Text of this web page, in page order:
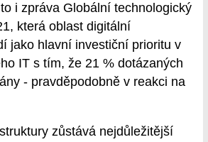
i zpráva Globální technologický
která oblast digitální
jako hlavní investiční prioritu v
IT s tím, že 21 % dotázaných
- pravděpodobně v reakci na
zůstává nejdůležitější